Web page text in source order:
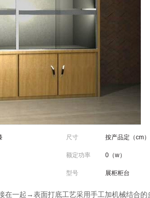
尺寸 按产品定（cm）
额定功率 0（w）
型号 展柜柜台
一起→表面打底工艺采用手工加机械结合的